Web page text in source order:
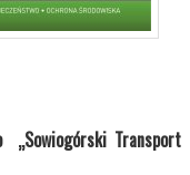
„Sowiogórski Transport